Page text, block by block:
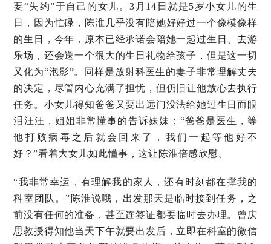
要“失约”于自己的女儿。3月14日就是5岁小女儿的生
日，因为忙碌，陈淮几乎没有陪她好好过一个像模像样
的生日，今年，原本已经承诺会陪她一起过生日、去游
乐场，还会送一个很大的生日礼物给孩子，但是这一切
又化为“泡影”。同样是放射科医生的妻子非常理解丈夫
的决定，尽管内心充满了担忧，但仍旧让他放心去执行
任务。小女儿得知爸爸又要出远门没法给她过生日而眼
泪汪汪，姐姐非常懂事的告诉妹妹：“爸爸是医生，等
他打败病毒之后就会回来了，我们一起等他好不
好？”看着大女儿如此懂事，这让陈淮倍感欣慰。
“我非常幸运，有理解我的家人，还有时刻都在撑我的
科室团队。”陈淮说哦，出发那天是临时接到任务，之
前没有任何的准备，甚至连签证都要临时去办理。曾庆
思教授得知他当天下午就要出发后，立即在科室的微信